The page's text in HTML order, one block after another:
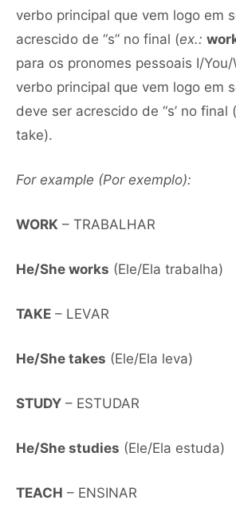
verbo principal que vem logo em
acrescido de “s” no final (ex.:
para os pronomes pessoais I/
verbo principal que vem logo em
deve ser acrescido de “s’ no final
take).
For example (Por exemplo):
WORK – TRABALHAR
He/She works (Ele/Ela trabalha)
TAKE – LEVAR
He/She takes (Ele/Ela leva)
STUDY – ESTUDAR
He/She studies (Ele/Ela estuda)
TEACH – ENSINAR